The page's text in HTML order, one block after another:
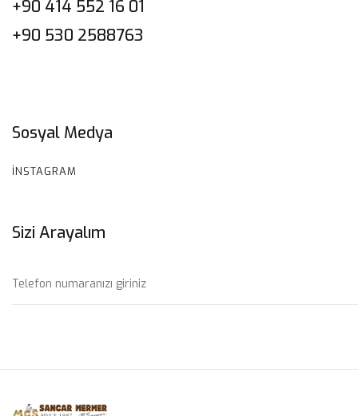
+90 414 552 16 01
+90 530 2588763
Sosyal Medya
INSTAGRAM
Sizi Arayalım